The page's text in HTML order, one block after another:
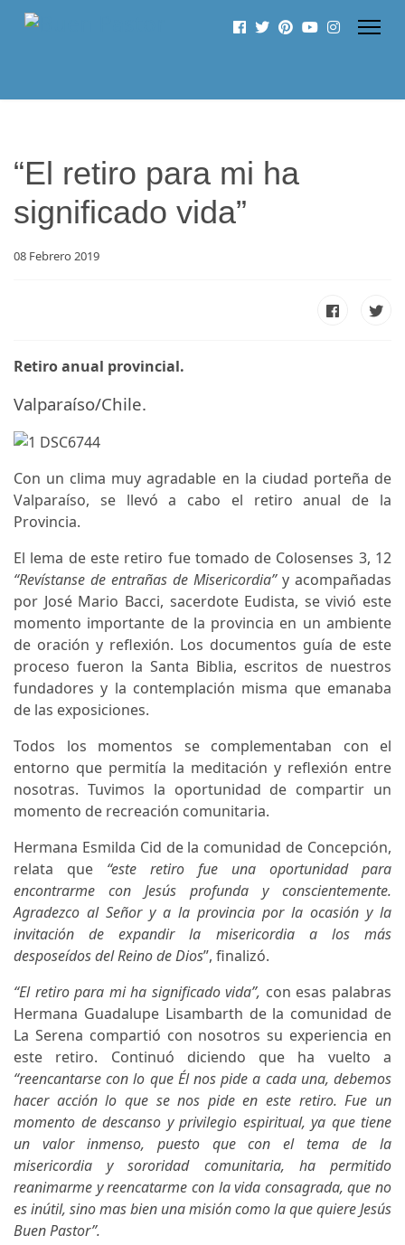
“El retiro para mi ha
significado vida”
08 Febrero 2019
Retiro anual provincial.
Valparaíso/Chile.
Con un clima muy agradable en la ciudad porteña de
Valparaíso, se llevó a cabo el retiro anual de la
Provincia.
El lema de este retiro fue tomado de Colosenses 3, 12
“Revístanse de entrañas de Misericordia”y acompañadas
por José Mario Bacci, sacerdote Eudista, se vivió este
momento importante de la provincia en un ambiente
de oración y reflexión. Los documentos guía de este
proceso fueron la Santa Biblia, escritos de nuestros
fundadores y la contemplación misma que emanaba
de las exposiciones.
Todos los momentos se complementaban con el
entorno que permitía la meditación y reflexión entre
nosotras. Tuvimos la oportunidad de compartir un
momento de recreación comunitaria.
Hermana Esmilda Cid de la comunidad de Concepción,
relata que “este retiro fue una oportunidad para
encontrarme con Jesús profunda y conscientemente.
Agradezco al Señor y a la provincia por la ocasión y la
invitación de expandir la misericordia a los más
desposeídos del Reino de Dios”, finalizó.
“El retiro para mi ha significado vida”, con esas palabras
Hermana Guadalupe Lisambarth de la comunidad de
La Serena compartió con nosotros su experiencia en
este retiro. Continuó diciendo que ha vuelto a
“reencantarse con lo que Él nos pide a cada una, debemos
hacer acción lo que se nos pide en este retiro. Fue un
momento de descanso y privilegio espiritual, ya que tiene
un valor inmenso, puesto que con el tema de la
misericordia y sororidad comunitaria, ha permitido
reanimarme y reencatarme con la vida consagrada, que no
es inútil, sino mas bien una misión como la que quiere Jesús
Buen Pastor”.